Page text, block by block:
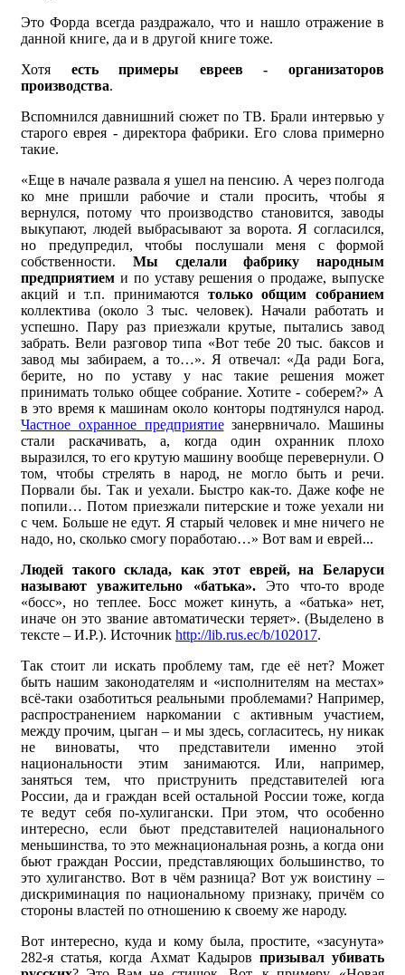
Это Форда всегда раздражало, что и нашло отражение в
данной книге, да и в другой книге тоже.
Хотя есть примеры евреев - организаторов
производства.
Вспомнился давнишний сюжет по ТВ. Брали интервью у
старого еврея - директора фабрики. Его слова примерно
такие.
«Еще в начале развала я ушел на пенсию. А через полгода
ко мне пришли рабочие и стали просить, чтобы я
вернулся, потому что производство становится, заводы
выкупают, людей выбрасывают за ворота. Я согласился,
но предупредил, чтобы послушали меня с формой
собственности. Мы сделали фабрику народным
предприятием и по уставу решения о продаже, выпуске
акций и т.п. принимаются только общим собранием
коллектива (около 3 тыс. человек). Начали работать и
успешно. Пару раз приезжали крутые, пытались завод
забрать. Вели разговор типа «Вот тебе 20 тыс. баксов и
завод мы забираем, а то…». Я отвечал: «Да ради Бога,
берите, но по уставу у нас такие решения может
принимать только общее собрание. Хотите - соберем?» А
в это время к машинам около конторы подтянулся народ.
Частное охранное предприятиезанервничало. Машины
стали раскачивать, а, когда один охранник плохо
выразился, то его крутую машину вообще перевернули. О
том, чтобы стрелять в народ, не могло быть и речи.
Порвали бы. Так и уехали. Быстро как-то. Даже кофе не
попили… Потом приезжали питерские и тоже уехали ни
с чем. Больше не едут. Я старый человек и мне ничего не
надо, но, сколько смогу поработаю…» Вот вам и еврей...
Людей такого склада, как этот еврей, на Беларуси
называют уважительно «батька».Это что-то вроде
«босс», но теплее. Босс может кинуть, а «батька» нет,
иначе он это звание автоматически теряет». (Выделено в
тексте – И.Р.). Источник http://lib.rus.ec/b/102017.
Так стоит ли искать проблему там, где её нет? Может
быть нашим законодателям и «исполнителям на местах»
всё-таки озаботиться реальными проблемами? Например,
распространением наркомании с активным участием,
между прочим, цыган – и мы здесь, согласитесь, ну никак
не виноваты, что представители именно этой
национальности этим занимаются. Или, например,
заняться тем, что приструнить представителей юга
России, да и граждан всей остальной России тоже, когда
те ведут себя по-хулигански. При этом, что особенно
интересно, если бьют представителей национального
меньшинства, то это межнациональная рознь, а когда они
бьют граждан России, представляющих большинство, то
это хулиганство. Вот в чём разница? Вот уж воистину –
дискриминация по национальному признаку, причём со
стороны властей по отношению к своему же народу.
Вот интересно, куда и кому была, простите, «засунута»
282-я статья, когда Ахмат Кадыров призывал убивать